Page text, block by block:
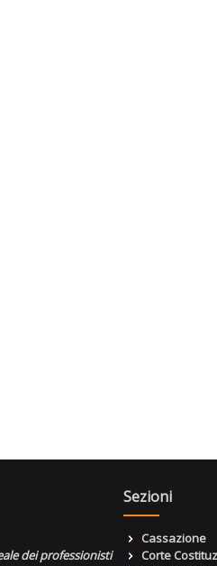
dei professionisti
Sezioni
Cassazione
Corte